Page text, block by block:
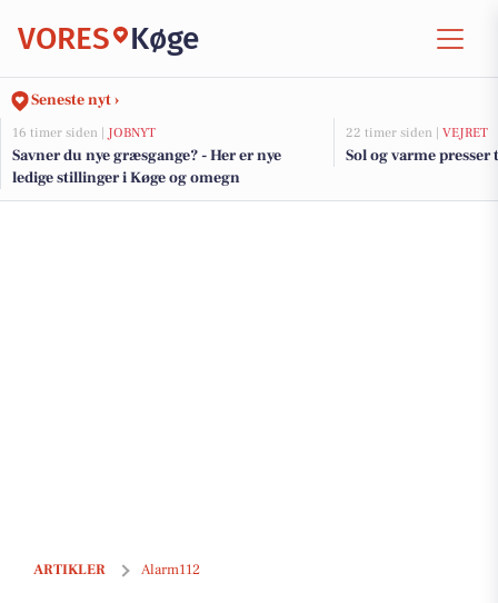
VORES Køge
Seneste nyt ›
16 timer siden | JOBNYT
Savner du nye græsgange? - Her er nye
ledige stillinger i Køge og omegn
22 timer siden | VEJRET
Sol og varme
ARTIKLER Alarm112
Rumænsk mand anholdt i Rødovre for omfattende butikstyverier